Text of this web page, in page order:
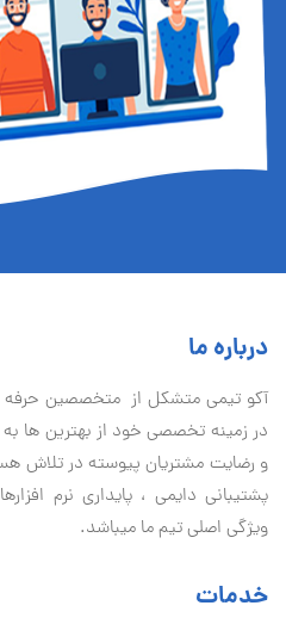
درباره ما
آكو تيمی متشکل از متخصصین حرفه
در زمینه تخصصی خود از بهترین ها
و رضایت مشتریان پیوسته در تلاش
پشتیبانی دايمی ، پایداری نرم
ویژگی اصلی تیم ما میباشد.
خدمات